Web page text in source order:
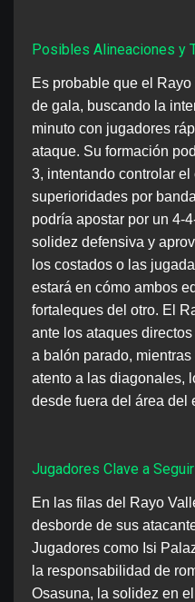
Posibles Alineaciones y
Es probable que el
de gala, buscando la
minuto con jugadores
ataque. Su formación
3, intentando controlar
superioridades por
podría apostar por un 4-
solidez defensiva y
los costados o las
estará en cómo ambos
fortaleques del otro. El
ante los ataques
a balón parado,
atento a las diagonales,
desde fuera del área del
Jugadores Clave a Seguir
En las filas del Rayo
desborde de sus
Jugadores como Isi
la responsabilidad de
Osasuna, la solidez en